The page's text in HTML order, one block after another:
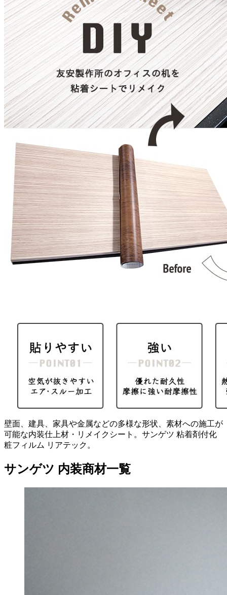
壁面、建具、家具や金属などの多様な形状、素材への施工が
可能な内装仕上材・リメイクシート。サンゲツ 粘着剤付化
粧フィルム リアテック。
サンゲツ 内装商材一覧